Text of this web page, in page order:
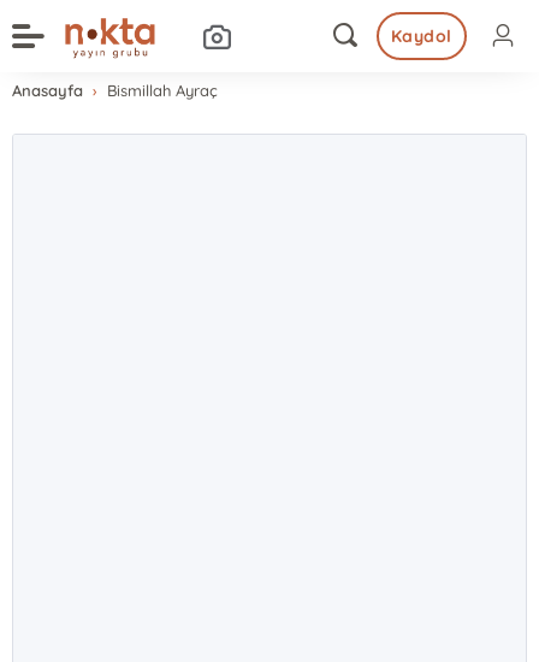
Kaydol
Anasayfa Bismillah Ayraç